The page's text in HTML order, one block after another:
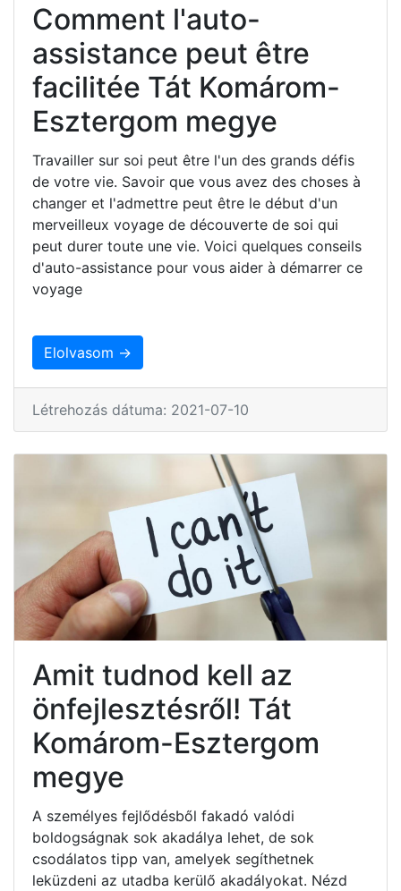
Comment l'auto-
assistance peut être
facilitée Tát Komárom-
Esztergom megye
Travailler sur soi peut être l'un des grands défis
de votre vie. Savoir que vous avez des choses à
changer et l'admettre peut être le début d'un
merveilleux voyage de découverte de soi qui
peut durer toute une vie. Voici quelques conseils
d'auto-assistance pour vous aider à démarrer ce
voyage
Elolvasom →
Létrehozás dátuma: 2021-07-10
Amit tudnod kell az
önfejlesztésről! Tát
Komárom-Esztergom
megye
A személyes fejlődésből fakadó valódi
boldogságnak sok akadálya lehet, de sok
csodálatos tipp van, amelyek segíthetnek
leküzdeni az utadba kerülő akadályokat. Nézd